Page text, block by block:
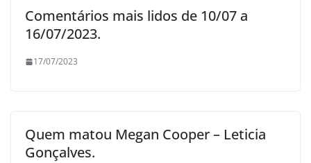
Comentários mais lidos de 10/07 a
16/07/2023.
17/07/2023
Quem matou Megan Cooper – Leticia
Gonçalves.